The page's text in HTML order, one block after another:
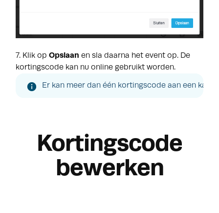
7. Klik op Opslaan en sla daarna het event op. De
kortingscode kan nu online gebruikt worden.
Er kan meer dan één kortingscode aan een
Kortingscode
bewerken